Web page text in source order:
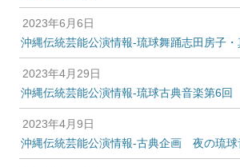
2023年6月6日
沖縄伝統芸能公演情報-琉球舞踊志田房子・
2023年4月29日
沖縄伝統芸能公演情報-琉球古典音楽第6
2023年4月9日
沖縄伝統芸能公演情報-古典企画 夜の琉球